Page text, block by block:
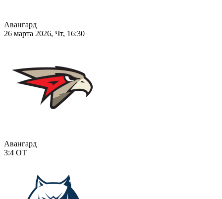
Авангард
26 марта 2026, Чт, 16:30
Авангард
3:4 ОТ